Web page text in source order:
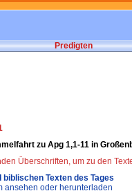
Predigten
zu Apg 1,1-11 in
Überschriften, um zu den
Texten des Tages
ansehen oder herunterladen